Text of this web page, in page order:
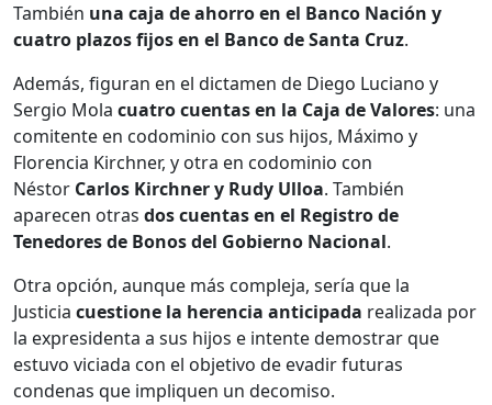
También una caja de ahorro en el Banco Nación y
cuatro plazos fijos en el Banco de Santa Cruz.
Además, figuran en el dictamen de Diego Luciano y
Sergio Mola cuatro cuentas en la Caja de Valores: una
comitente en codominio con sus hijos, Máximo y
Florencia Kirchner, y otra en codominio con
Néstor Carlos Kirchner y Rudy Ulloa. También
aparecen otras dos cuentas en el Registro de
Tenedores de Bonos del Gobierno Nacional.
Otra opción, aunque más compleja, sería que la
Justicia cuestione la herencia anticipada realizada por
la expresidenta a sus hijos e intente demostrar que
estuvo viciada con el objetivo de evadir futuras
condenas que impliquen un decomiso.